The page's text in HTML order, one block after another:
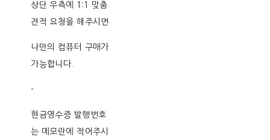
상단 우측에 1:1 맞춤
견적 요청을 해주시면
나만의 컴퓨터 구매가
가능합니다.
-
현금영수증 발행번호
는 메모란에 적어주시